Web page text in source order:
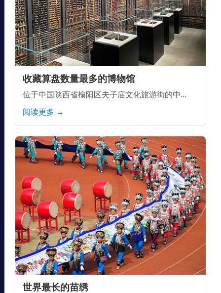
收藏算盘数量最多的博物馆
位于中国陕西省榆阳区夫子庙文化旅游街的中...
阅读更多 →
世界最长的苗绣